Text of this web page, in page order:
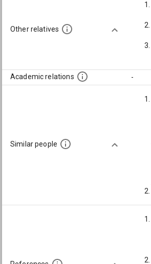
Other relatives
Academic relations -
Similar people